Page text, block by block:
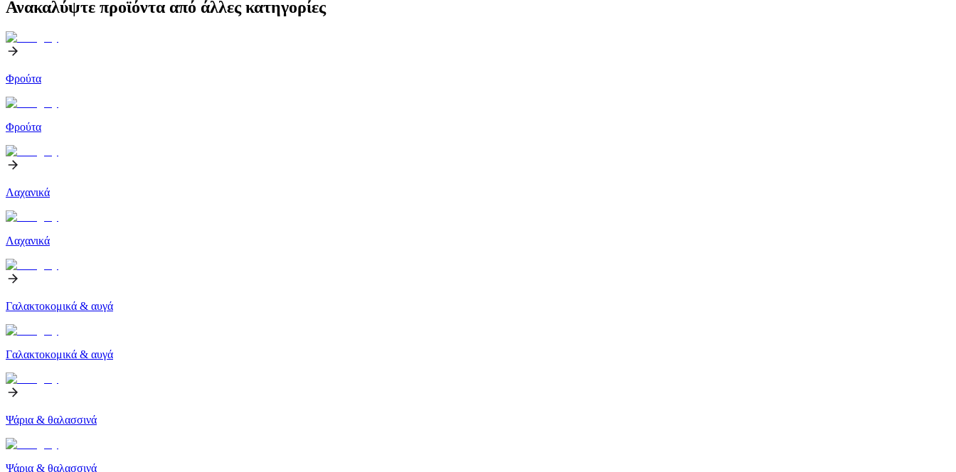
Ανακαλύψτε προϊόντα από άλλες κατηγορίες
Φρούτα
Φρούτα
Λαχανικά
Λαχανικά
Γαλακτοκομικά & αυγά
Γαλακτοκομικά & αυγά
Ψάρια & θαλασσινά
Ψάρια & θαλασσινά